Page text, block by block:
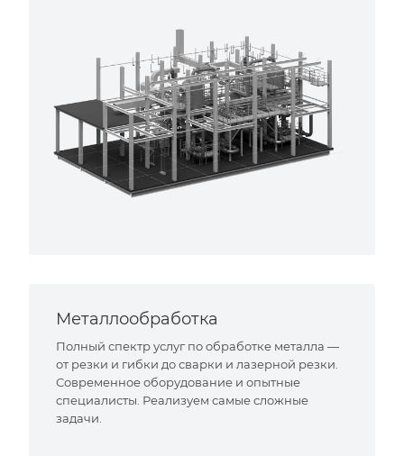
Металлообработка
Полный спектр услуг по обработке металла —
от резки и гибки до сварки и лазерной резки.
Современное оборудование и опытные
специалисты. Реализуем самые сложные
задачи.